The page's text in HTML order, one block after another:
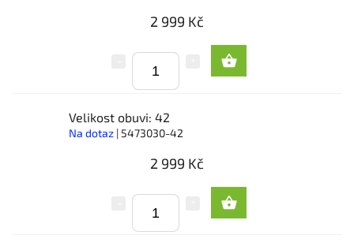
2 999 Kč
Velikost obuvi: 42
Na dotaz | 5473030-42
2 999 Kč